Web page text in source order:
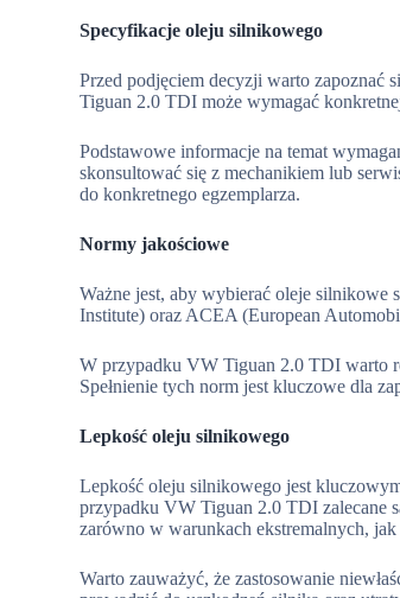
Specyfikacje oleju silnikowego
Przed podjęciem decyzji warto zapoznać
Tiguan 2.0 TDI może wymagać
Podstawowe informacje na temat
skonsultować się z mechanikiem lub
do konkretnego egzemplarza.
Normy jakościowe
Ważne jest, aby wybierać oleje silnikowe
Institute) oraz ACEA (European
W przypadku VW Tiguan 2.0 TDI warto
Spełnienie tych norm jest kluczowe dla
Lepkość oleju silnikowego
Lepkość oleju silnikowego jest
przypadku VW Tiguan 2.0 TDI zalecane
zarówno w warunkach ekstremalnych,
Warto zauważyć, że zastosowanie